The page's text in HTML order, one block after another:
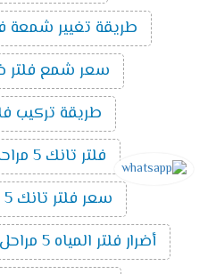
طريقة تغيير شمعة فلتر
سعر شمع فلتر
طريقة تركيب فلتر 5
فلتر تانك 5 مراحل باور بلس
سعر فلتر تانك 5 مراحل 2020
أضرار فلتر المياه 5 مراحل